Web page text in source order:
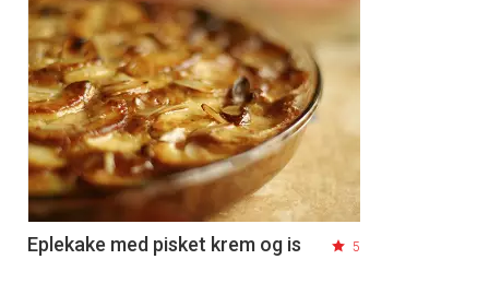
Eplekake med pisket krem og is 5